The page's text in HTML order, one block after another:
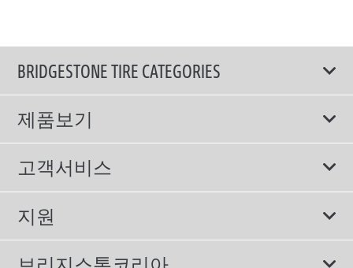
BRIDGESTONE TIRE CATEGORIES
제품보기
모두
스포츠 타이어
컴포트 타이어
친환경 타이어
고객서비스
보증서비스
에너지소비효율등급제도
지원
이용약관